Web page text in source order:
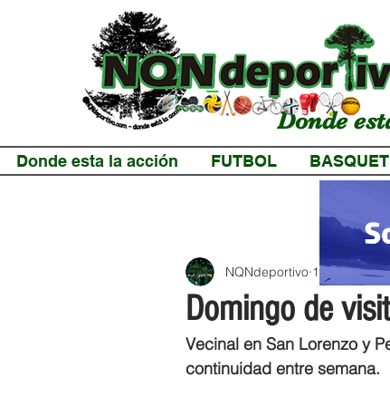
Donde
Donde esta la acción FUTBOL BASQUET
Domingo de
NQNdeportivo 1 min de
Vecinal en San Lorenzo y
continuidad entre semana.